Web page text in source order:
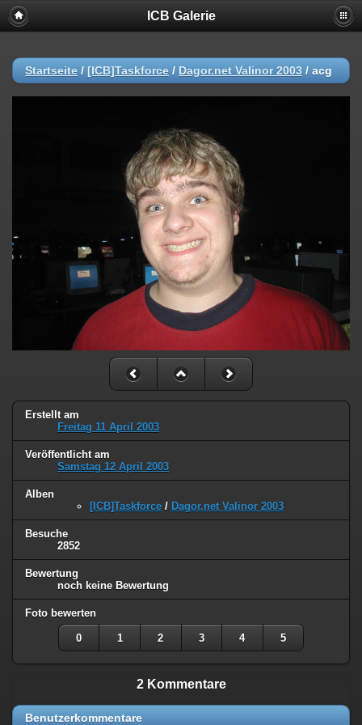
Deprecated
: strip_tags(): Passing null to parameter #1 ($string) of type
string is deprecated in
Deprecated: strip_tags(): Passing null to parameter #1 ($string) of type
string is deprecated in
ICB Galerie
Startseite / [ICB]Taskforce / Dagor.net Valinor 2003 / acg
Erstellt am
Freitag 11 April 2003
Veröffentlicht am
Samstag 12 April 2003
Alben
[ICB]Taskforce / Dagor.net Valinor 2003
Besuche
2852
Bewertung
noch keine Bewertung
Foto bewerten
0 1 2 3 4 5
2 Kommentare
Benutzerkommentare